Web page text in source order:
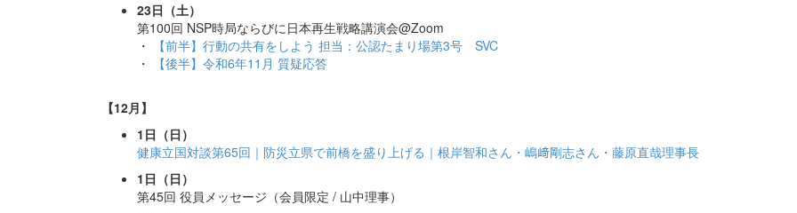
23日（土）
第100回 NSP時局ならびに日本再生戦略講演会@Zoom
・
【前半】行動の共有をしよう 担当：公認たまり場第3号 SVC
・
【後半】令和6年11月 質疑応答
【12月】
1日（日）
健康立国対談第65回｜防災立県で前橋を盛り上げる｜根岸智和さん・嶋﨑剛志さん・藤原直哉理事長
1日（日）
第45回 役員メッセージ（会員限定 / 山中理事）